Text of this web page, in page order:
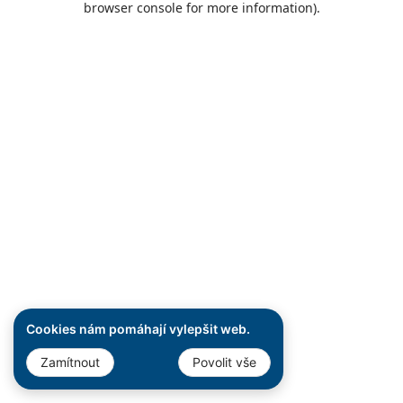
Cookies nám pomáhají vylepšit web.
Zamítnout Povolit vše
browser console for more information).